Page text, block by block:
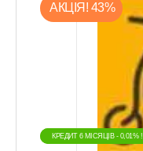
АКЦIЯ! 43%
КРЕДИТ 6 МIСЯЦIВ - 0,01% !
КРЕДИТ 6 МIСЯЦIВ - 0,01% !